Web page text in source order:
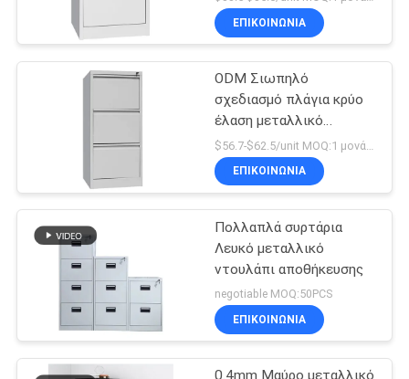
ΕΠΙΚΟΙΝΩΝΊΑ
ODM Σιωπηλό
σχεδιασμό πλάγια κρύο
έλαση μεταλλικό
συρτάρι ντουλάπι
ΕΠΙΚΟΙΝΩΝΊΑ
Πολλαπλά συρτάρια
Λευκό μεταλλικό
ντουλάπι αποθήκευσης
negotiable MOQ:50PCS
ΕΠΙΚΟΙΝΩΝΊΑ